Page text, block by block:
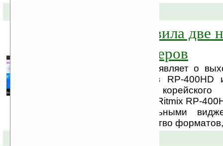
Ritmix представила две
модели HD плееров
Компания BLADE объявляет о
моделей HD плееров RP-400HD
компании Ritmix, корейского
портативной техники. Ritmix RP-
HD плеер со стильными
поддерживает множество